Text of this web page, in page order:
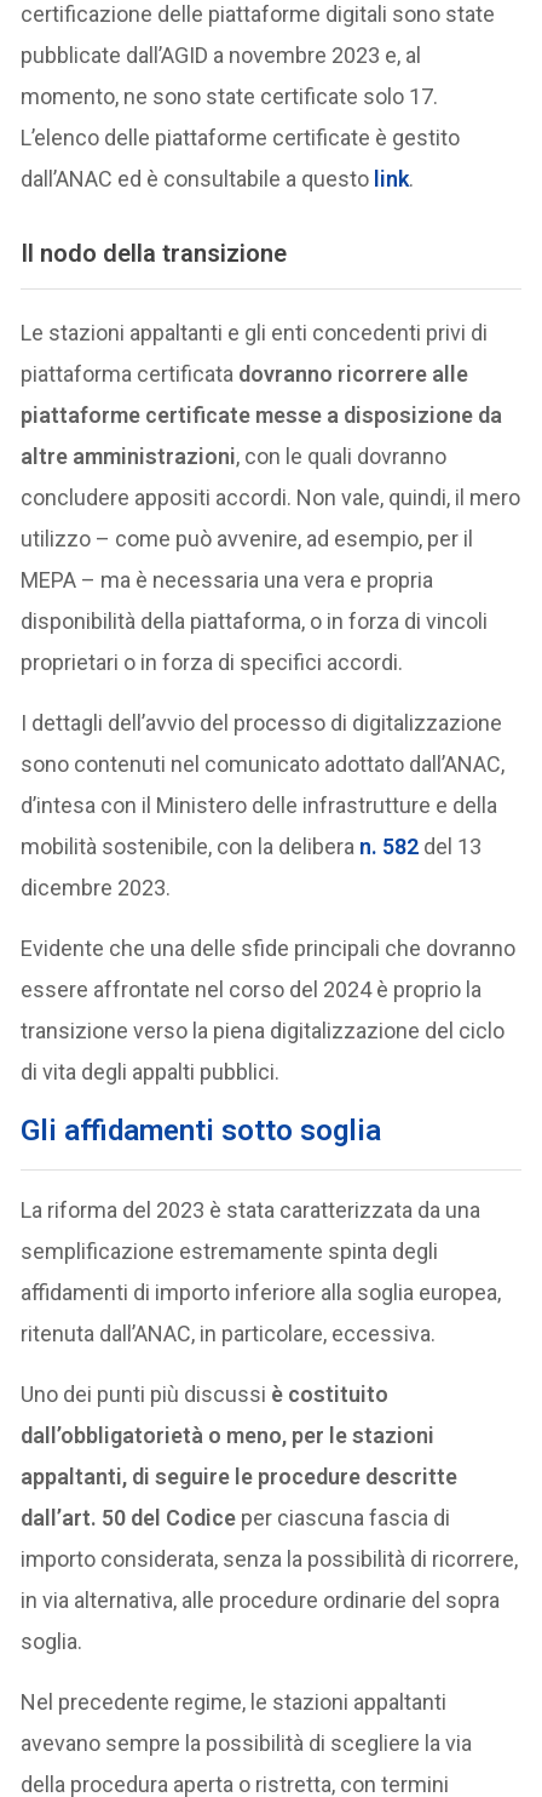
certificazione delle piattaforme digitali sono state
pubblicate dall’AGID a novembre 2023 e, al
momento, ne sono state certificate solo 17.
L’elenco delle piattaforme certificate è gestito
dall’ANAC ed è consultabile a questo link.
Il nodo della transizione
Le stazioni appaltanti e gli enti concedenti privi di
piattaforma certificata dovranno ricorrere alle
piattaforme certificate messe a disposizione da
altre amministrazioni, con le quali dovranno
concludere appositi accordi. Non vale, quindi, il mero
utilizzo – come può avvenire, ad esempio, per il
MEPA – ma è necessaria una vera e propria
disponibilità della piattaforma, o in forza di vincoli
proprietari o in forza di specifici accordi.
I dettagli dell’avvio del processo di digitalizzazione
sono contenuti nel comunicato adottato dall’ANAC,
d’intesa con il Ministero delle infrastrutture e della
mobilità sostenibile, con la delibera n. 582 del 13
dicembre 2023.
Evidente che una delle sfide principali che dovranno
essere affrontate nel corso del 2024 è proprio la
transizione verso la piena digitalizzazione del ciclo
di vita degli appalti pubblici.
Gli affidamenti sotto soglia
La riforma del 2023 è stata caratterizzata da una
semplificazione estremamente spinta degli
affidamenti di importo inferiore alla soglia europea,
ritenuta dall’ANAC, in particolare, eccessiva.
Uno dei punti più discussi è costituito
dall’obbligatorietà o meno, per le stazioni
appaltanti, di seguire le procedure descritte
dall’art. 50 del Codice per ciascuna fascia di
importo considerata, senza la possibilità di ricorrere,
in via alternativa, alle procedure ordinarie del sopra
soglia.
Nel precedente regime, le stazioni appaltanti
avevano sempre la possibilità di scegliere la via
della procedura aperta o ristretta, con termini